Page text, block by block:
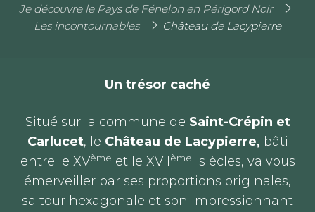
Je découvre le Pays de Fénelon en Périgord Noir
Les incontournables
Château de Lacypierre
Un trésor caché
Situé sur la commune de Saint-Crépin et
Carlucet, le Château de Lacypierre, bâti
entre le XVème et le XVIIème
siècles, va vous
émerveiller par ses proportions originales,
sa tour hexagonale et son impressionnant